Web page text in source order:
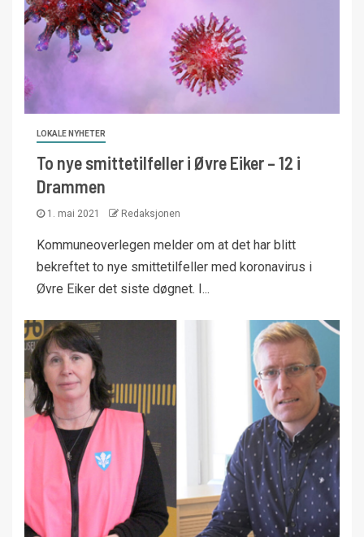
LOKALE NYHETER
To nye smittetilfeller i Øvre Eiker – 12 i
Drammen
1. mai 2021 Redaksjonen
Kommuneoverlegen melder om at det har blitt
bekreftet to nye smittetilfeller med koronavirus i
Øvre Eiker det siste døgnet. I...